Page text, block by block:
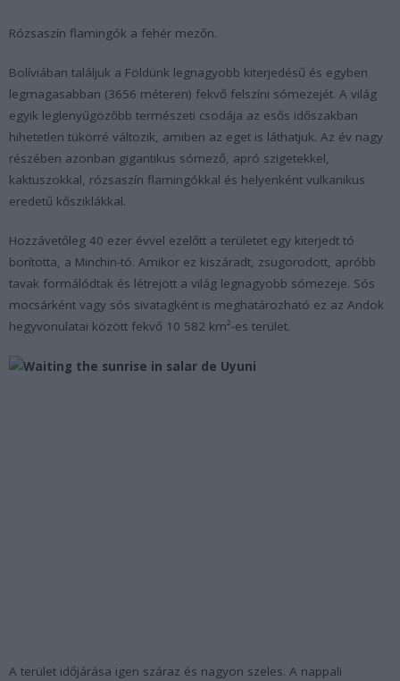
Rózsaszín flamingók a fehér mezőn.
Bolíviában találjuk a Földünk legnagyobb kiterjedésű és egyben
legmagasabban (3656 méteren) fekvő felszíni sómezejét. A világ
egyik leglenyűgözőbb természeti csodája az esős időszakban
hihetetlen tükörré változik, amiben az eget is láthatjuk. Az év nagy
részében azonban gigantikus sómező, apró szigetekkel,
kaktuszokkal, rózsaszín flamingókkal és helyenként vulkanikus
eredetű kősziklákkal.
Hozzávetőleg 40 ezer évvel ezelőtt a területet egy kiterjedt tó
borította, a Minchin-tó. Amikor ez kiszáradt, zsugorodott, apróbb
tavak formálódtak és létrejött a világ legnagyobb sómezeje. Sós
mocsárként vagy sós sivatagként is meghatározható ez az Andok
hegyvonulatai között fekvő 10 582 km²-es terület.
A terület időjárása igen száraz és nagyon szeles. A nappali